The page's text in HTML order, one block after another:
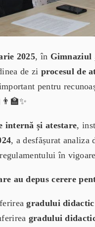
2025, în Gimnaziul
de zi procesul de
pentru
internă și atestare,
, a desfășurat
în
au depus cerere
gradului
gradului